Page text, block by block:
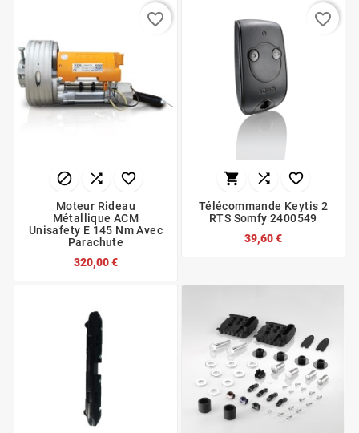
  
Moteur Rideau
Métallique ACM
Unisafety E 145 Nm Avec
Parachute
320,00 €
favorite_border
  
Télécommande Keytis 2
RTS Somfy 2400549
39,60 €
favorite_border